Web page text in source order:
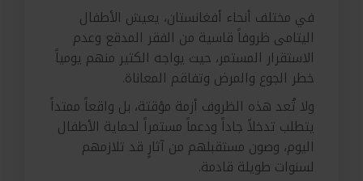
في مختلف أنحاء أفغانستان، يعيش الأطفال
اليتامى ظروفاً قاسية من الفقر المدقع وعدم
الاستقرار المستمر، حيث يواجه الكثير منهم يومياً
خطر الجوع والمرض وتفاقم المعاناة.
ولا تُعد هذه الظروف أزمة مؤقتة، بل واقعاً ممتداً
يتطلب تدخلاً جاداً ودعماً مستمراً لحماية الأطفال
اليوم، وصون مستقبلهم من آثارٍ قد تلازمهم
لسنوات طويلة قادمة.